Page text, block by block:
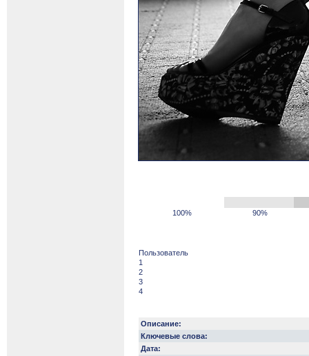
100% 90%
Пользователь
1
2
3
4
Описание:
Ключевые слова:
Дата: